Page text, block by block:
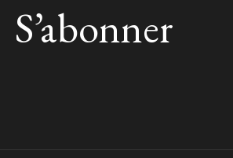
S’abonner